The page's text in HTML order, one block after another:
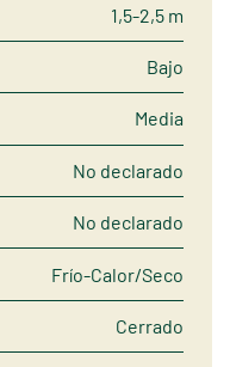
1,5-2,5 m
Bajo
Media
No declarado
No declarado
Frío-Calor/Seco
Cerrado